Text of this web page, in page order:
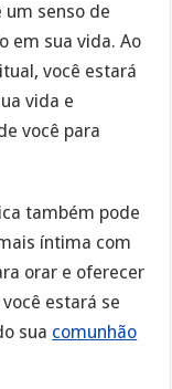
um senso de
em sua vida. Ao
você estará
vida e
você para
também pode
íntima com
orar e oferecer
estará se
sua comunhão